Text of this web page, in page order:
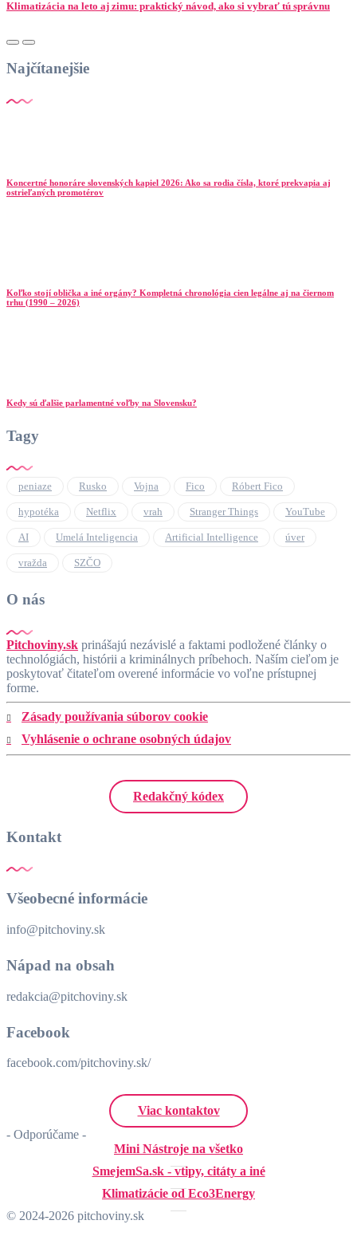
Klimatizácia na leto aj zimu: praktický návod, ako si vybrať tú správnu
Najčítanejšie
Koncertné honoráre slovenských kapiel 2026: Ako sa rodia čísla, ktoré prekvapia aj
ostrieľaných promotérov
Koľko stojí oblička a iné orgány? Kompletná chronológia cien legálne aj na čiernom
trhu (1990 – 2026)
Kedy sú ďalšie parlamentné voľby na Slovensku?
Tagy
peniaze Rusko Vojna Fico Róbert Fico
hypotéka Netflix vrah Stranger Things YouTube
AI Umelá Inteligencia Artificial Intelligence úver
vražda SZČO
O nás
Pitchoviny.sk prinášajú nezávislé a faktami podložené články o
technológiách, histórii a kriminálnych príbehoch. Naším cieľom je
poskytovať čitateľom overené informácie vo voľne prístupnej
forme.
Zásady používania súborov cookie
Vyhlásenie o ochrane osobných údajov
Redakčný kódex
Kontakt
Všeobecné informácie
info@pitchoviny.sk
Nápad na obsah
redakcia@pitchoviny.sk
Facebook
facebook.com/pitchoviny.sk/
Viac kontaktov
- Odporúčame -
Mini Nástroje na všetko
SmejemSa.sk - vtipy, citáty a iné
Klimatizácie od Eco3Energy
© 2024-2026 pitchoviny.sk